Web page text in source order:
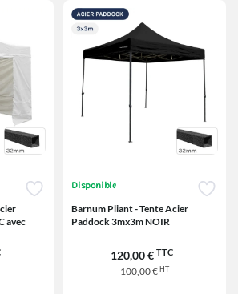
avec
Disponible
Barnum Pliant - Tente Acier
Paddock 3mx3m NOIR
120,00 € TTC
100,00 €HT